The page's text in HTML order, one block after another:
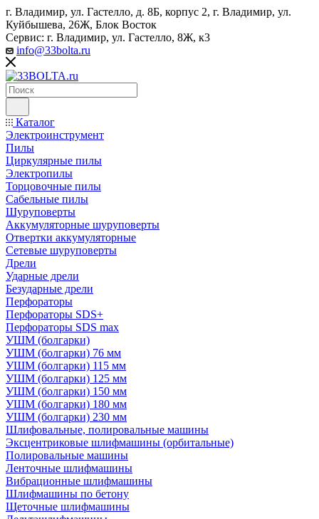
г. Владимир, ул. Гастелло, д. 8Б, корпус 2, г. Владимир, ул. ​
Куйбышева, 26Ж, Блок Восток
Сервис: г. Владимир, ул. Гастелло, 8Ж, к3
info@33bolta.ru
Каталог
Электроинструмент
Пилы
Циркулярные пилы
Электропилы
Торцовочные пилы
Сабельные пилы
Шуруповерты
Аккумуляторные шуруповерты
Отвертки аккумуляторные
Сетевые шуруповерты
Дрели
Ударные дрели
Безударные дрели
Перфораторы
Перфораторы SDS+
Перфораторы SDS max
УШМ (болгарки)
УШМ (болгарки) 76 мм
УШМ (болгарки) 115 мм
УШМ (болгарки) 125 мм
УШМ (болгарки) 150 мм
УШМ (болгарки) 180 мм
УШМ (болгарки) 230 мм
Шлифовальные, полировальные машины
Эксцентриковые шлифмашины (орбитальные)
Полировальные машины
Ленточные шлифмашины
Вибрационные шлифмашины
Шлифмашины по бетону
Щеточные шлифмашины